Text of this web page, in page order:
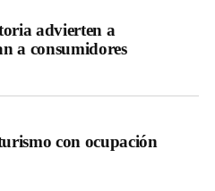
advierten a
a consumidores
con ocupación